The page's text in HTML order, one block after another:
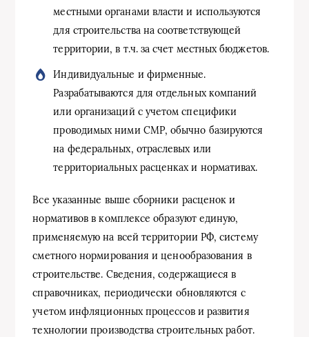
местными органами власти и используются
для строительства на соответствующей
территории, в т.ч. за счет местных бюджетов.
Индивидуальные и фирменные.
Разрабатываются для отдельных компаний
или организаций с учетом специфики
проводимых ними СМР, обычно базируются
на федеральных, отраслевых или
территориальных расценках и нормативах.
Все указанные выше сборники расценок и
нормативов в комплексе образуют единую,
применяемую на всей территории РФ, систему
сметного нормирования и ценообразования в
строительстве. Сведения, содержащиеся в
справочниках, периодически обновляются с
учетом инфляционных процессов и развития
технологии производства строительных работ.